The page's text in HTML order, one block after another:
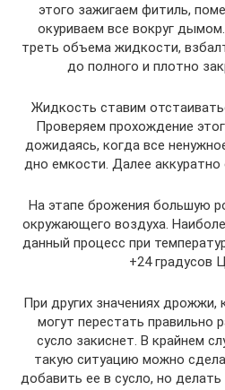
этого зажигаем фитиль,
окуриваем все вокруг
треть объема жидкости,
до полного и плотно
Жидкость ставим
Проверяем прохождение
дожидаясь, когда все
дно емкости. Далее
На этапе брожения большую
окружающего воздуха.
данный процесс при
+24 градусов
При других значениях дрожжи,
могут перестать правильно
сусло закиснет. В крайнем
такую ситуацию можно
добавить ее в сусло, но делать